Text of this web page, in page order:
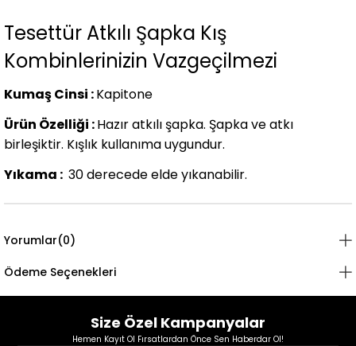
Tesettür Atkılı Şapka Kış
Kombinlerinizin Vazgeçilmezi
Kumaş Cinsi :Kapitone
Ürün Özelliği :Hazır atkılı şapka. Şapka ve atkı
birleşiktir. Kışlık kullanıma uygundur.
Yıkama : 30 derecede elde yıkanabilir.
Yorumlar(0)
Ödeme Seçenekleri
Size Özel Kampanyalar
Hemen Kayıt Ol Fırsatlardan Önce Sen Haberdar Ol!